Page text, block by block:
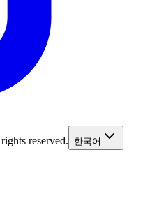
reserved. 한국어